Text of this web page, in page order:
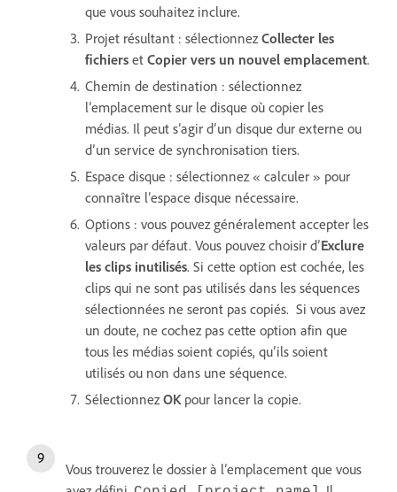
que vous souhaitez inclure.
Projet résultant : sélectionnez Collecter les
fichiers et Copier vers un nouvel emplacement.
Chemin de destination : sélectionnez
l’emplacement sur le disque où copier les
médias. Il peut s’agir d’un disque dur externe ou
d’un service de synchronisation tiers.
Espace disque : sélectionnez « calculer » pour
connaître l’espace disque nécessaire.
Options : vous pouvez généralement accepter les
valeurs par défaut. Vous pouvez choisir d’Exclure
les clips inutilisés. Si cette option est cochée, les
clips qui ne sont pas utilisés dans les séquences
sélectionnées ne seront pas copiés. Si vous avez
un doute, ne cochez pas cette option afin que
tous les médias soient copiés, qu’ils soient
utilisés ou non dans une séquence.
Sélectionnez OK pour lancer la copie.
Vous trouverez le dossier à l’emplacement que vous